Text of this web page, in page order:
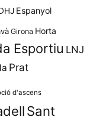
Espanyol
Girona Horta
Esportiu LNJ
Prat
d'ascens
Sant